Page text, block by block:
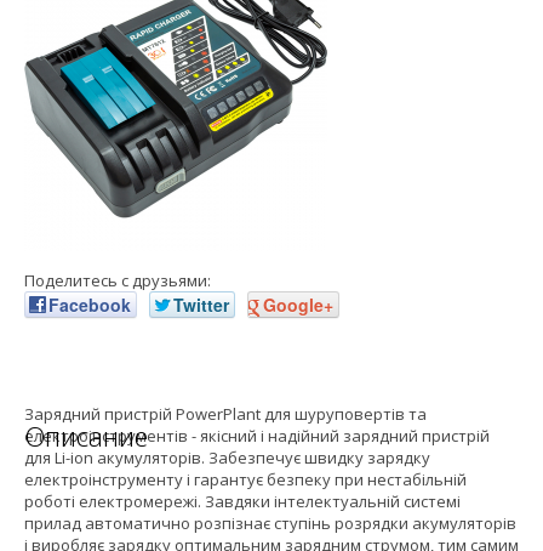
Поделитесь с друзьями:
Facebook Twitter Google+
Описание
Зарядний пристрій PowerPlant для шуруповертів та
електроінструментів - якісний і надійний зарядний пристрій
для Li-ion акумуляторів. Забезпечує швидку зарядку
електроінструменту і гарантує безпеку при нестабільній
роботі електромережі. Завдяки інтелектуальній системі
прилад автоматично розпізнає ступінь розрядки акумуляторів
і виробляє зарядку оптимальним зарядним струмом, тим самим